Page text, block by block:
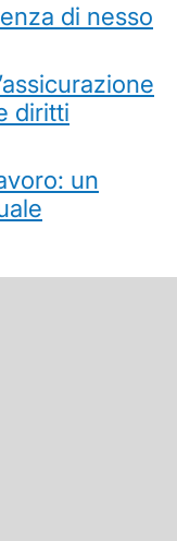
di nesso
diritti
un